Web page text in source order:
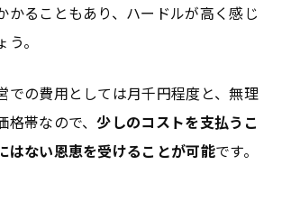
かることもあり、ハードルが高く感じ
。
での費用としては月千円程度と、無理
格帯なので、少しのコストを支払うこ
はない恩恵を受けることが可能です。